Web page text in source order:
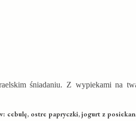
śniadaniu. Z wypiekami na
ostre papryczki, jogurt z